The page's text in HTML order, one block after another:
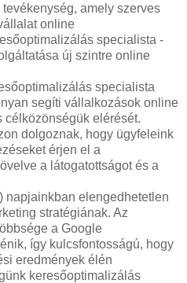
amely szerves
online
specialista -
új szintre online
specialista
segíti vállalkozások online
célközönségük elérését.
dolgoznak, hogy ügyfeleink
érjen el a
a látogatottságot és a
napjainkban elengedhetetlen
stratégiának. Az
a Google
így kulcsfontosságú, hogy
eredmények élén
keresőoptimalizálás